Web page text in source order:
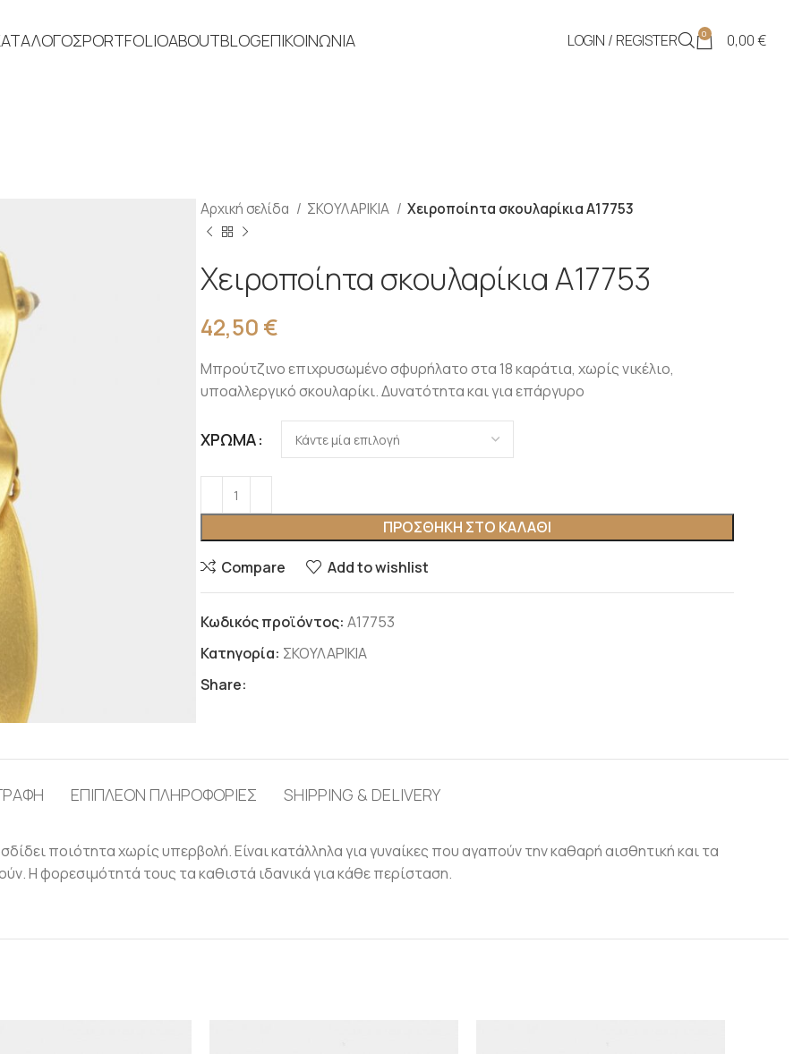
PORTFOLIOABOUTBLOGΕΠΙΚΟΙΝΩΝΙΑ LOGIN / REGISTER 0 0,00€
Αρχική σελίδα ΣΚΟΥΛΑΡΙΚΙΑ Χειροποίητα σκουλαρίκια Α17753
Χειροποίητα σκουλαρίκια Α17753
42,50 €
Μπρούτζινο επιχρυσωμένο σφυρήλατο στα 18 καράτια, χωρίς νικέλιο,
υποαλλεργικό σκουλαρίκι. Δυνατότητα και για επάργυρο
ΧΡΏΜΑ
ΠΡΟΣΘΉΚΗ ΣΤΟ ΚΑΛΆΘΙ
Compare Add to wishlist
Κωδικός προϊόντος: Α17753
Κατηγορία: ΣΚΟΥΛΑΡΙΚΙΑ
Share:
ΕΠΙΠΛΈΟΝ ΠΛΗΡΟΦΟΡΊΕΣ SHIPPING & DELIVERY
ποιότητα χωρίς υπερβολή. Είναι κατάλληλα για γυναίκες που αγαπούν την καθαρή αισθητική και τα
Η φορεσιμότητά τους τα καθιστά ιδανικά για κάθε περίσταση.